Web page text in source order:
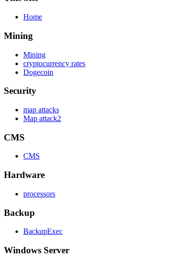
Home
Mining
Mining
cryptocurrency rates
Dogecoin
Security
map attacks
Map attack2
CMS
CMS
Hardware
processors
Backup
BackupExec
Windows Server